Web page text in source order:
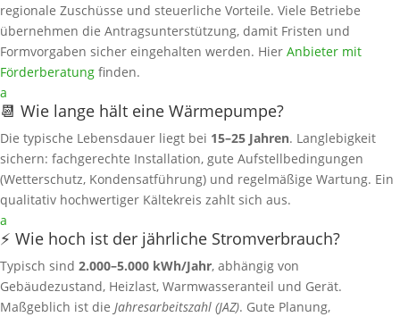
regionale Zuschüsse und steuerliche Vorteile. Viele Betriebe
übernehmen die Antragsunterstützung, damit Fristen und
Formvorgaben sicher eingehalten werden. Hier Anbieter mit
Förderberatung finden.
a
📆 Wie lange hält eine Wärmepumpe?
Die typische Lebensdauer liegt bei 15–25 Jahren. Langlebigkeit
sichern: fachgerechte Installation, gute Aufstellbedingungen
(Wetterschutz, Kondensatführung) und regelmäßige Wartung. Ein
qualitativ hochwertiger Kältekreis zahlt sich aus.
a
⚡ Wie hoch ist der jährliche Stromverbrauch?
Typisch sind 2.000–5.000 kWh/Jahr, abhängig von
Gebäudezustand, Heizlast, Warmwasseranteil und Gerät.
Maßgeblich ist die Jahresarbeitszahl (JAZ). Gute Planung,